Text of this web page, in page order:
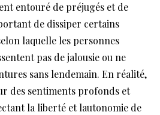
entouré de préjugés et de
de dissiper certains
laquelle les personnes
pas de jalousie ou ne
sans lendemain. En réalité,
des sentiments profonds et
la liberté et lautonomie de